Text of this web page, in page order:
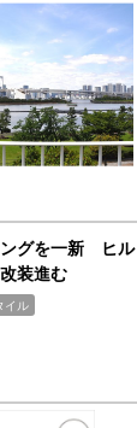
ングを一新 ヒル
装進む
イル